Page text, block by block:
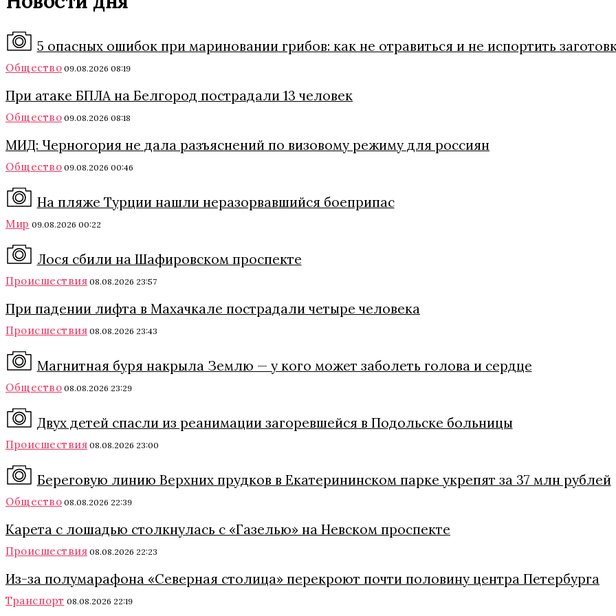
5 опасных ошибок при мариновании грибов: как не отравиться и не испортить
Общество 09.08.2026 08:19
При атаке БПЛА на Белгород пострадали 13 человек
Общество 09.08.2026 08:18
МИД: Черногория не дала разъяснений по визовому режиму для россиян
Общество 09.08.2026 00:46
На пляже Турции нашли неразорвавшийся боеприпас
Мир 09.08.2026 00:22
Лося сбили на Шафировском проспекте
Происшествия 08.08.2026 23:57
При падении лифта в Махачкале пострадали четыре человека
Происшествия 08.08.2026 23:43
Магнитная буря накрыла Землю — у кого может заболеть голова и сердце
Общество 08.08.2026 23:29
Двух детей спасли из реанимации загоревшейся в Подольске больницы
Происшествия 08.08.2026 23:00
Береговую линию Верхних прудков в Екатерининском парке укрепят за 37 млн рублей
Общество 08.08.2026 22:39
Карета с лошадью столкнулась с «Газелью» на Невском проспекте
Происшествия 08.08.2026 22:23
Из-за полумарафона «Северная столица» перекроют почти половину центра Петербурга
Транспорт 08.08.2026 22:19